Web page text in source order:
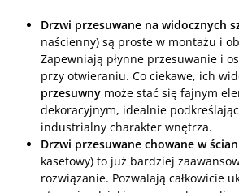
Drzwi przesuwane na widocznych
naścienny) są proste w montażu i
Zapewniają płynne przesuwanie i
przy otwieraniu. Co ciekawe, ich
przesuwny może stać się fajnym
dekoracyjnym, idealnie
industrialny charakter wnętrza.
Drzwi przesuwane chowane w
kasetowy) to już bardziej
rozwiązanie. Pozwalają całkowicie